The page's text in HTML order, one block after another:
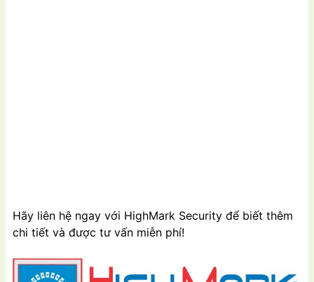
Hãy liên hệ ngay với HighMark Security để biết thêm
chi tiết và được tư vấn miễn phí!